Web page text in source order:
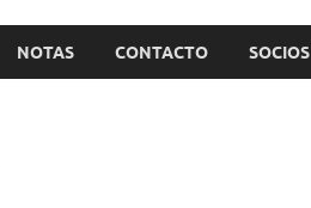
NOTAS CONTACTO SOCIOS